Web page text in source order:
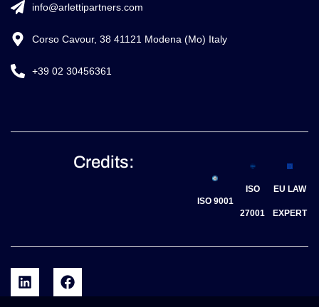
info@arlettipartners.com
Corso Cavour, 38 41121 Modena (Mo) Italy
+39 02 30456361
Credits:
ISO 9001
ISO
27001
EU LAW
EXPERT